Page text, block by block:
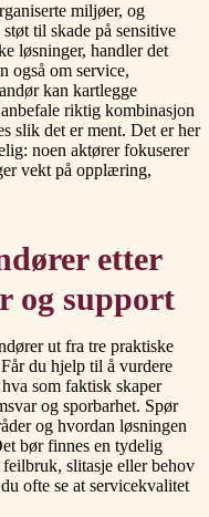
miljøer, og
til skade på sensitive
løsninger, handler det
også om service,
kan kartlegge
anbefale riktig kombinasjon
slik det er ment. Det er her
noen aktører fokuserer
vekt på opplæring,
etter
og support
ut fra tre praktiske
du hjelp til å vurdere
som faktisk skaper
og sporbarhet. Spør
og hvordan løsningen
bør finnes en tydelig
slitasje eller behov
ofte se at servicekvalitet